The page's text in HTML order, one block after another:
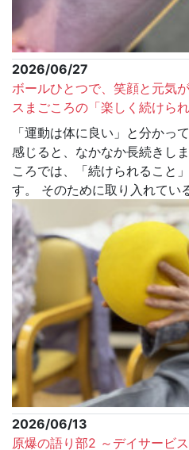
2026/06/27
ボールひとつで、笑顔と元気
スまごころの「楽しく続けら
「運動は体に良い」と分かっ
感じると、なかなか長続きし
ころでは、「続けられること
す。 そのために取り入れてい
2026/06/13
原爆の語り部2 ～デイサービ